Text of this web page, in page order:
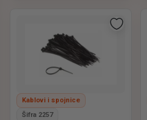
Kablovi i spojnice
Šifra 2257